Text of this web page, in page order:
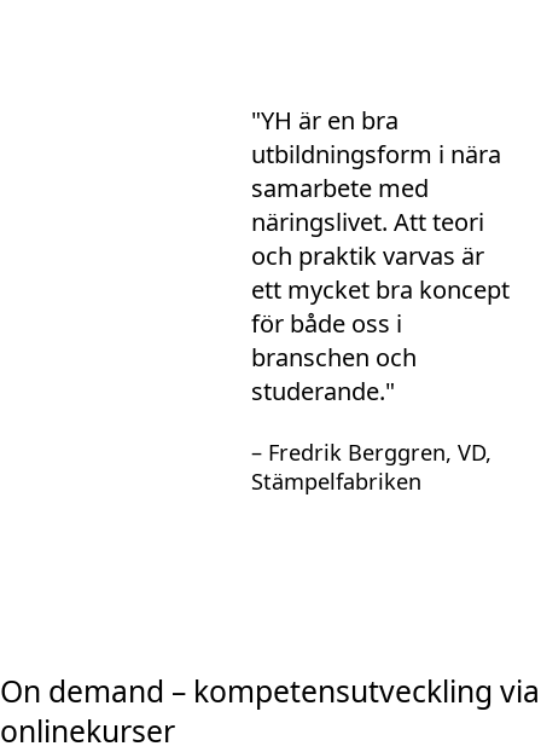
"YH är en bra
utbildningsform i nära
samarbete med
näringslivet. Att teori
och praktik varvas är
ett mycket bra koncept
för både oss i
branschen och
studerande."
– Fredrik Berggren, VD,
Stämpelfabriken
On demand – kompetensutveckling via
onlinekurser